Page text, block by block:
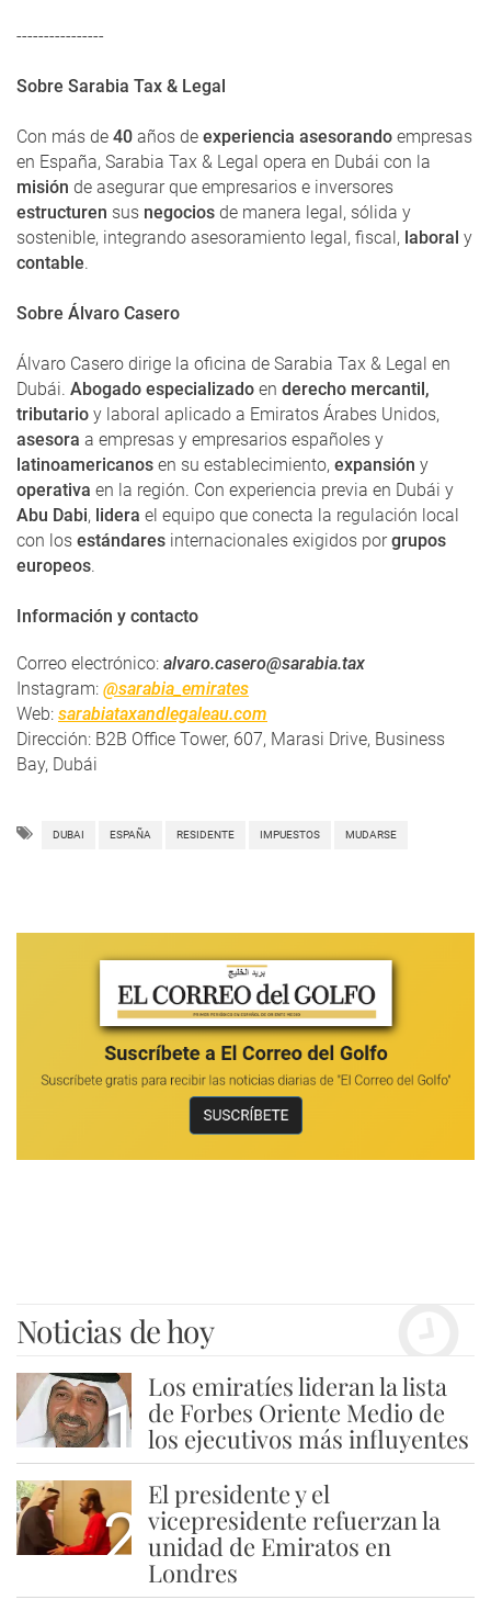
----------------
Sobre Sarabia Tax & Legal
Con más de 40 años de experiencia asesorando empresas
en España, Sarabia Tax & Legal opera en Dubái con la
misión de asegurar que empresarios e inversores
estructuren sus negocios de manera legal, sólida y
sostenible, integrando asesoramiento legal, fiscal, laboral y
contable.
Sobre Álvaro Casero
Álvaro Casero dirige la oficina de Sarabia Tax & Legal en
Dubái. Abogado especializado en derecho mercantil,
tributario y laboral aplicado a Emiratos Árabes Unidos,
asesora a empresas y empresarios españoles y
latinoamericanos en su establecimiento, expansión y
operativa en la región. Con experiencia previa en Dubái y
Abu Dabi, lidera el equipo que conecta la regulación local
con los estándares internacionales exigidos porgrupos
europeos.
Información y contacto
Correo electrónico: alvaro.casero@sarabia.tax
Instagram: @sarabia_emirates
Web: sarabiataxandlegaleau.com
Dirección: B2B Office Tower, 607, Marasi Drive, Business
Bay, Dubái
DUBAI ESPAÑA RESIDENTE IMPUESTOS MUDARSE
Noticias de hoy
1
Los emiratíes lideran la lista
de Forbes Oriente Medio de
los ejecutivos más influyentes
2
El presidente y el
vicepresidente refuerzan la
unidad de Emiratos en
Londres